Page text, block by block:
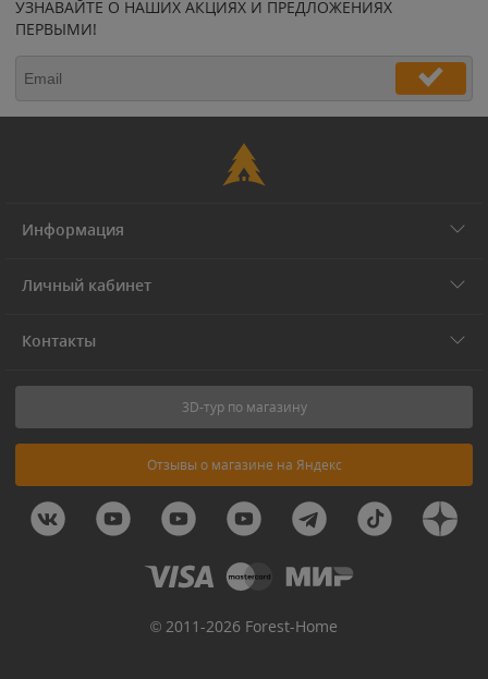
УЗНАВАЙТЕ О НАШИХ АКЦИЯХ И ПРЕДЛОЖЕНИЯХ
ПЕРВЫМИ!
Информация
Личный кабинет
Контакты
3D-тур по магазину
Отзывы о магазине на Яндекс
© 2011-2026 Forest-Home